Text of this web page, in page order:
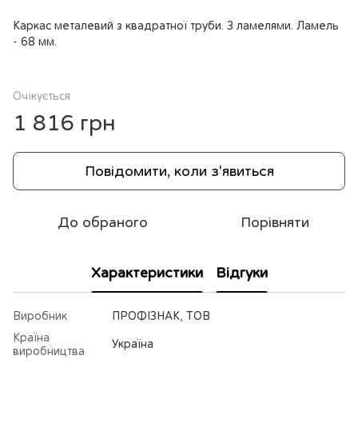
Каркас металевий з квадратної труби. З ламелями. Ламель
- 68 мм.
Очікується
1 816 грн
Повідомити, коли з'явиться
До обраного Порівняти
Характеристики Відгуки
Виробник
ПРОФІЗНАК, ТОВ
Країна
виробництва
Україна